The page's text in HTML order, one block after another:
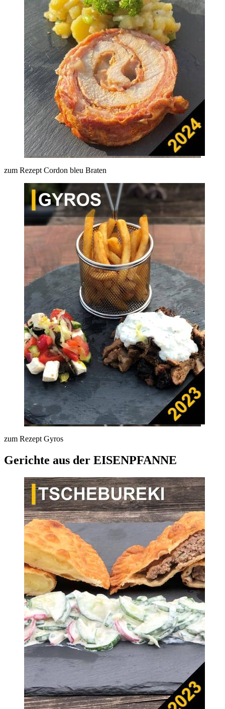
zum Rezept Cordon bleu Braten
zum Rezept Gyros
Gerichte aus der EISENPFANNE